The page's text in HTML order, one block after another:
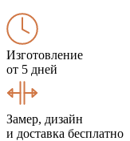
Изготовление
от 5 дней
Замер, дизайн
и доставка бесплатно